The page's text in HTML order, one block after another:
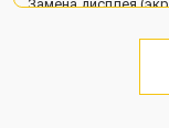
Замена дисплея
Замена кнопки